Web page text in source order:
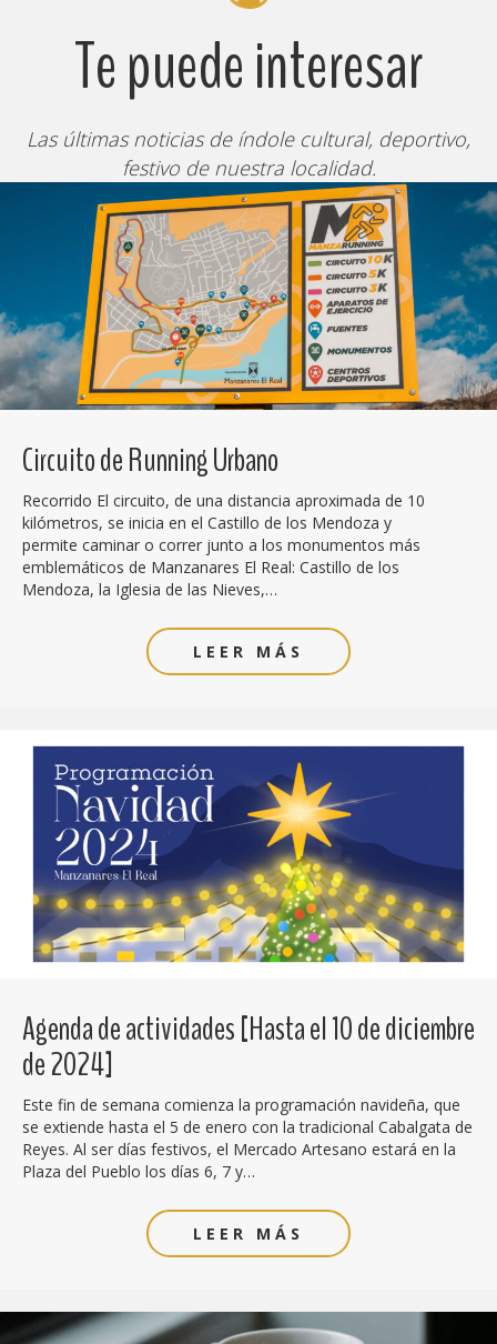
Te puede interesar
Las últimas noticias de índole cultural, deportivo,
festivo de nuestra localidad.
Circuito de Running Urbano
Recorrido El circuito, de una distancia aproximada de 10
kilómetros, se inicia en el Castillo de los Mendoza y
permite caminar o correr junto a los monumentos más
emblemáticos de Manzanares El Real: Castillo de los
Mendoza, la Iglesia de las Nieves,…
LEER MÁS
Agenda de actividades [Hasta el 10 de diciembre
de 2024]
Este fin de semana comienza la programación navideña, que
se extiende hasta el 5 de enero con la tradicional Cabalgata de
Reyes. Al ser días festivos, el Mercado Artesano estará en la
Plaza del Pueblo los días 6, 7 y…
LEER MÁS